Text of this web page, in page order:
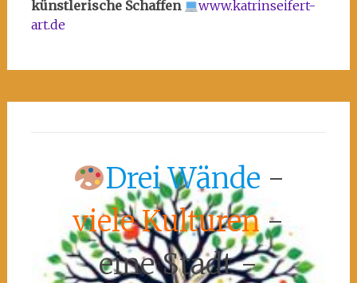
künstlerische Schaffen
www.katrinseifert-
art.de
Drei Wände -
viele Kulturen-
eine Stadt -